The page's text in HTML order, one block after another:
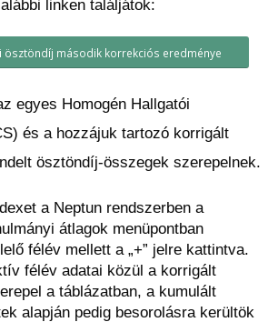
linken találjátok:
ösztöndíj második korrekciós eredménye
egyes Homogén Hallgatói
és a hozzájuk tartozó korrigált
ösztöndíj-összegek szerepelnek.
a Neptun rendszerben a
átlagok menüpontban
félév mellett a „+” jelre kattintva.
félév adatai közül a korrigált
a táblázatban, a kumulált
alapján pedig besorolásra kerültök